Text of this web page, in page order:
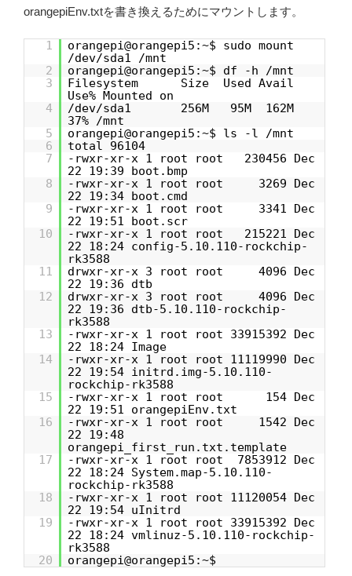
orangepiEnv.txtを書き換えるためにマウントします。
1
orangepi@orangepi5:~$ sudo mount
/dev/sda1 /mnt
2
orangepi@orangepi5:~$ df -h /mnt
3
Filesystem Size Used Avail
Use% Mounted on
4
/dev/sda1 256M 95M 162M
37% /mnt
5
orangepi@orangepi5:~$ ls -l /mnt
6
total 96104
7
-rwxr-xr-x 1 root root 230456 Dec
22 19:39 boot.bmp
8
-rwxr-xr-x 1 root root 3269 Dec
22 19:34 boot.cmd
9
-rwxr-xr-x 1 root root 3341 Dec
22 19:51 boot.scr
10
-rwxr-xr-x 1 root root 215221 Dec
22 18:24 config-5.10.110-rockchip-
rk3588
11
drwxr-xr-x 3 root root 4096 Dec
22 19:36 dtb
12
drwxr-xr-x 3 root root 4096 Dec
22 19:36 dtb-5.10.110-rockchip-
rk3588
13
-rwxr-xr-x 1 root root 33915392 Dec
22 18:24 Image
14
-rwxr-xr-x 1 root root 11119990 Dec
22 19:54 initrd.img-5.10.110-
rockchip-rk3588
15
-rwxr-xr-x 1 root root 154 Dec
22 19:51 orangepiEnv.txt
16
-rwxr-xr-x 1 root root 1542 Dec
22 19:48
orangepi_first_run.txt.template
17
-rwxr-xr-x 1 root root 7853912 Dec
22 18:24 System.map-5.10.110-
rockchip-rk3588
18
-rwxr-xr-x 1 root root 11120054 Dec
22 19:54 uInitrd
19
-rwxr-xr-x 1 root root 33915392 Dec
22 18:24 vmlinuz-5.10.110-rockchip-
rk3588
20
orangepi@orangepi5:~$